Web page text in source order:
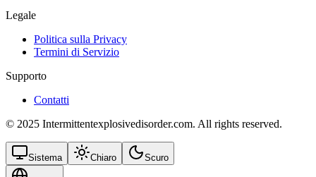
Legale
Politica sulla Privacy
Termini di Servizio
Supporto
Contatti
© 2025 Intermittentexplosivedisorder.com. All rights reserved.
Sistema Chiaro Scuro